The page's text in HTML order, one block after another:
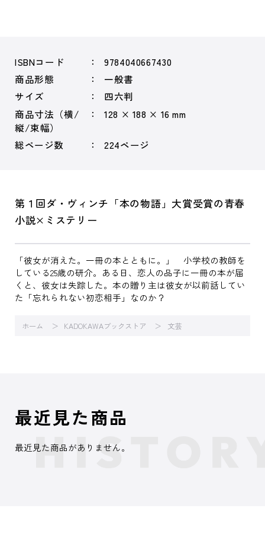
ISBNコード
9784040667430
商品形態
一般書
サイズ
四六判
商品寸法（横/
縦/束幅）
128 × 188 × 16 mm
総ページ数 224ページ
第１回ダ・ヴィンチ「本の物語」大賞受賞の青春
小説×ミステリー
「彼女が消えた。一冊の本とともに。」 小学校の教師を
している25歳の研介。ある日、恋人の品子に一冊の本が届
くと、彼女は失踪した。本の贈り主は彼女が以前話してい
た「忘れられない初恋相手」なのか？
ホーム KADOKAWAブックストア 文芸
最近見た商品
最近見た商品がありません。